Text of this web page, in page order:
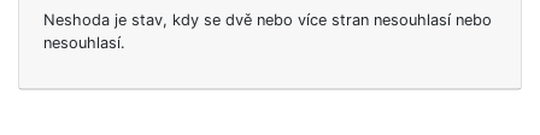
Neshoda je stav, kdy se dvě nebo více stran nesouhlasí nebo
nesouhlasí.